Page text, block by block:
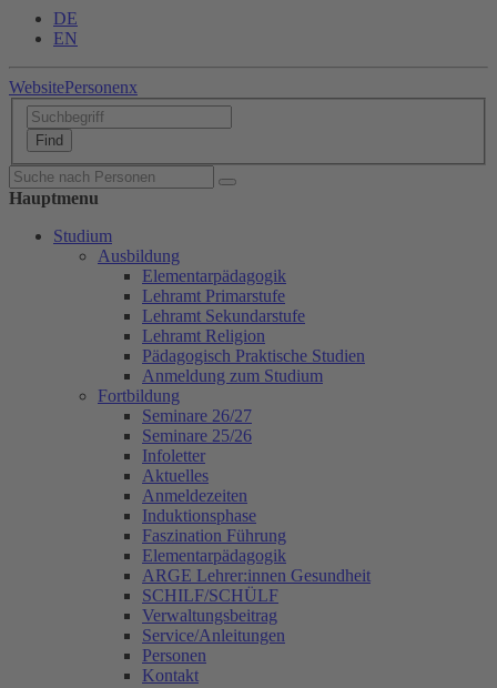
DE
EN
WebsitePersonenx
Hauptmenu
Studium
Ausbildung
Elementarpädagogik
Lehramt Primarstufe
Lehramt Sekundarstufe
Lehramt Religion
Pädagogisch Praktische Studien
Anmeldung zum Studium
Fortbildung
Seminare 26/27
Seminare 25/26
Infoletter
Aktuelles
Anmeldezeiten
Induktionsphase
Faszination Führung
Elementarpädagogik
ARGE Lehrer:innen Gesundheit
SCHILF/SCHÜLF
Verwaltungsbeitrag
Service/Anleitungen
Personen
Kontakt